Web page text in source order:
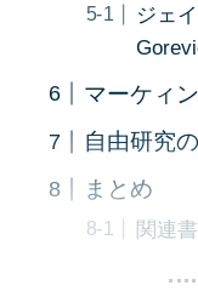
ジェ
マーケィ
自由研究
まとめ
関連